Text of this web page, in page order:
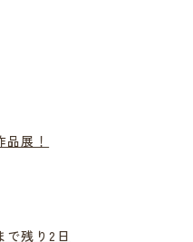
展！
で残り2日